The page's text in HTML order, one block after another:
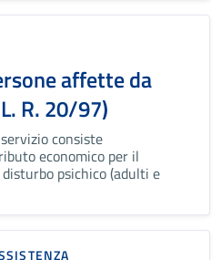
affette da
R. 20/97)
consiste
economico per il
psichico (adulti e